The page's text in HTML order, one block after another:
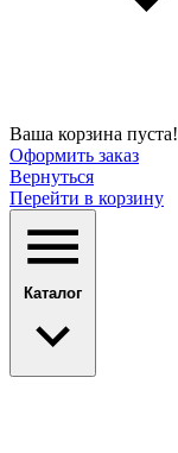
Ваша корзина пуста!
Оформить заказ
Вернуться
Перейти в корзину
Каталог